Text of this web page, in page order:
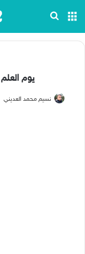
القائمة
يوم العلم
نسيم محمد العديني